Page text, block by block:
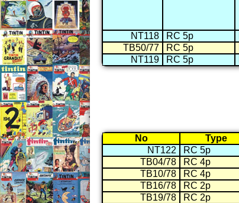
NT118 RC 5p
TB50/77
RC 5p
NT119
RC 5p
No Type
NT122
RC 5p
TB04/78
RC 4p
TB10/78
RC 4p
TB16/78
RC 2p
TB19/78
RC 2p